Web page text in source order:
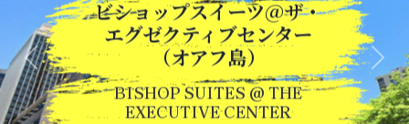
Previous Next
ビショップスイーツ@ザ・
エグゼクティブセンター
（オアフ島）
BISHOP SUITES @ THE
EXECUTIVE CENTER